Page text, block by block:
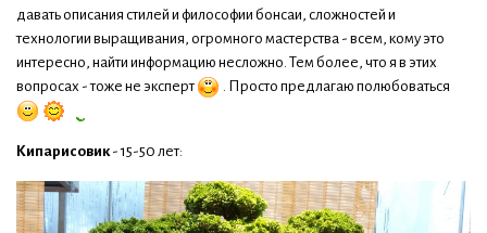
давать описания стилей и философии бонсаи, сложностей и
технологии выращивания, огромного мастерства - всем, кому это
интересно, найти информацию несложно. Тем более, что я в этих
вопросах - тоже не эксперт
. Просто предлагаю полюбоваться
Кипарисовик - 15-50 лет: